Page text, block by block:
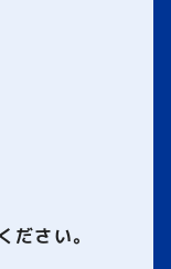
さい。